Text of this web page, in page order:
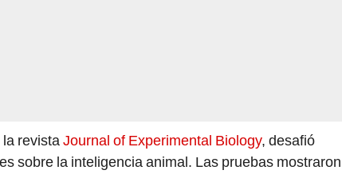
revistaJournal of Experimental Biology, desafió
sobre la inteligencia animal. Las pruebas mostraron